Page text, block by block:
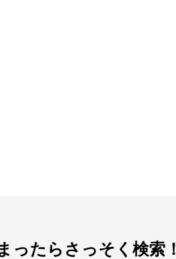
ったらさっそく検索！